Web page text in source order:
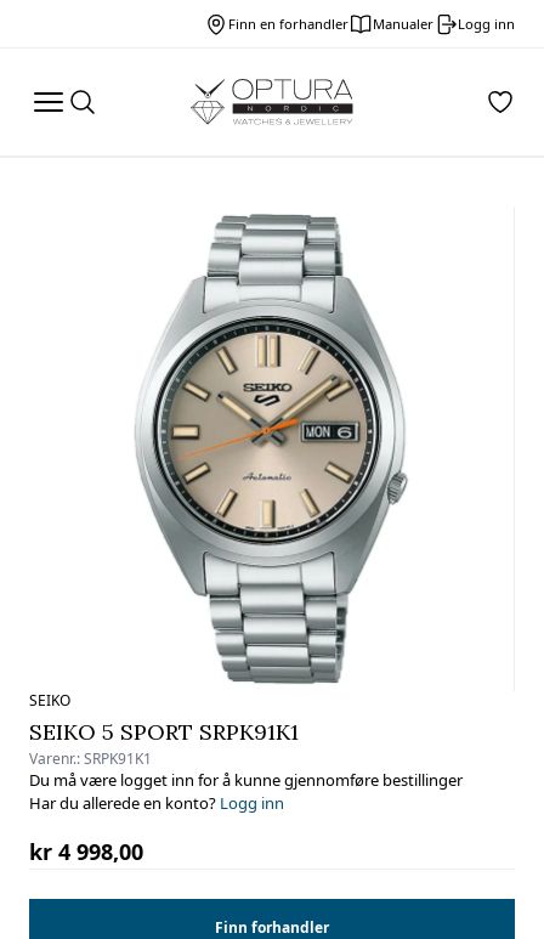
Finn en forhandler Manualer Logg inn
SEIKO
SEIKO 5 SPORT SRPK91K1
Varenr.:SRPK91K1
Du må være logget inn for å kunne gjennomføre bestillinger
Har du allerede en konto? Logg inn
kr 4 998,00
Finn forhandler